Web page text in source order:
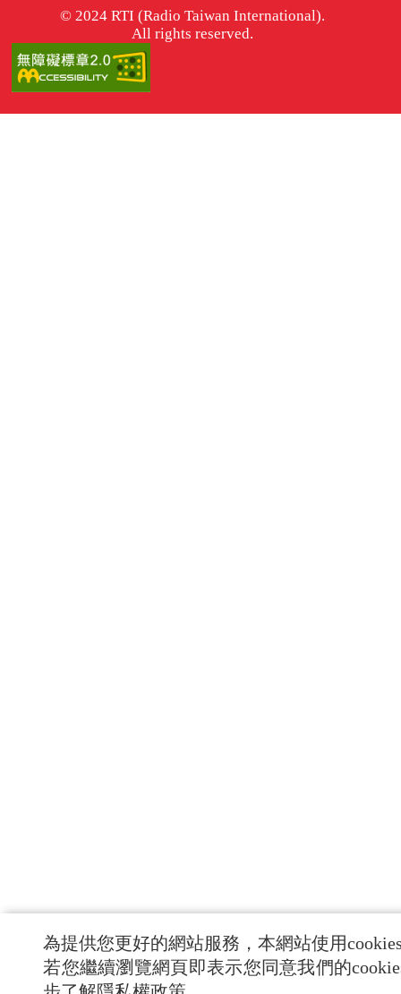
© 2024 RTI (Radio Taiwan International).
All rights reserved.
為提供您更好的網站服務，本網站使用
若您繼續瀏覽網頁即表示您同意我們的